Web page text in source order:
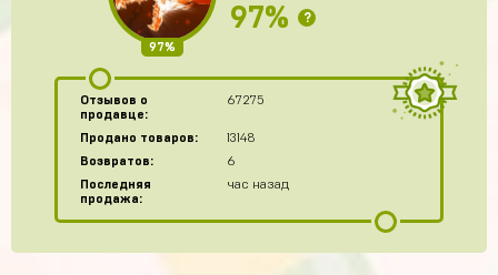
97%
97% ?
Отзывов о
продавце:
67275
Продано товаров:
13148
Возвратов:
6
Последняя
продажа:
час назад